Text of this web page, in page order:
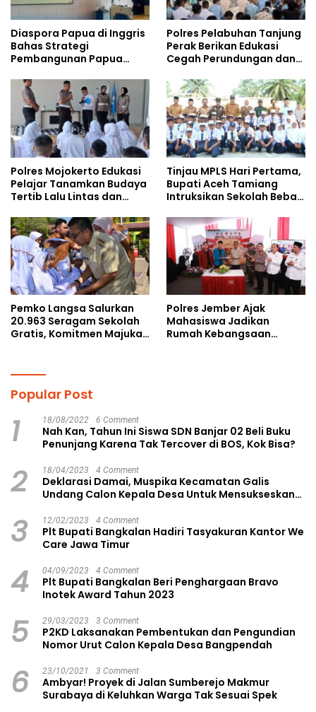
Diaspora Papua di Inggris
Bahas Strategi
Pembangunan Papua
Doktoral Internasional
Polres Pelabuhan Tanjung
Perak Berikan Edukasi
Cegah Perundungan dan
kepada Pelajar MPLS
Polres Mojokerto Edukasi
Pelajar Tanamkan Budaya
Tertib Lalu Lintas dan
Tinjau MPLS Hari Pertama,
Bupati Aceh Tamiang
Intruksikan Sekolah Bebas
Pemko Langsa Salurkan
20.963 Seragam Sekolah
Gratis, Komitmen Majukan
Polres Jember Ajak
Mahasiswa Jadikan
Rumah Kebangsaan
Popular Post
1 18/08/2022 6 Comment
Nah Kan, Tahun Ini Siswa SDN Banjar 02 Beli Buku
Penunjang Karena Tak Tercover di BOS, Kok Bisa?
2 18/04/2023 4 Comment
Deklarasi Damai, Muspika Kecamatan Galis
Undang Calon Kepala Desa Untuk Mensukseskan
3 12/02/2023 4 Comment
Plt Bupati Bangkalan Hadiri Tasyakuran Kantor We
Care Jawa Timur
4 04/09/2023 4 Comment
Plt Bupati Bangkalan Beri Penghargaan Bravo
Inotek Award Tahun 2023
5 29/03/2023 3 Comment
P2KD Laksanakan Pembentukan dan Pengundian
Nomor Urut Calon Kepala Desa Bangpendah
6 23/10/2021 3 Comment
Ambyar! Proyek di Jalan Sumberejo Makmur
Surabaya di Keluhkan Warga Tak Sesuai Spek